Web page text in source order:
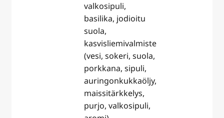
valkosipuli,
basilika, jodioitu
suola,
kasvisliemivalmiste
(vesi, sokeri, suola,
porkkana, sipuli,
auringonkukkaöljy,
maissitärkkelys,
purjo, valkosipuli,